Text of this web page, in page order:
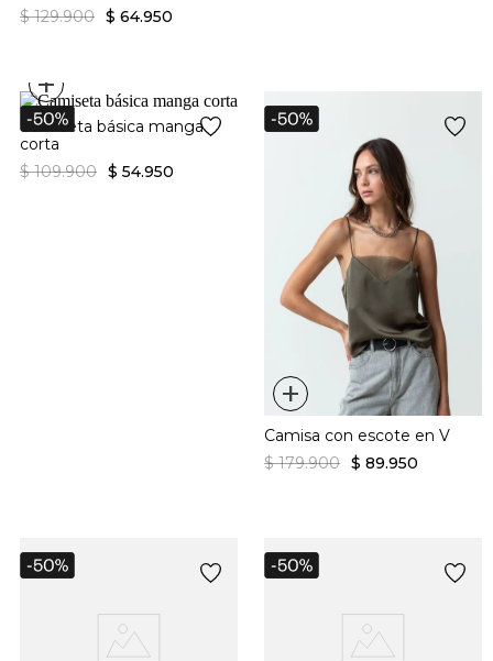
$ 129.900 $ 64.950
+
Camiseta básica manga
corta
$ 109.900 $ 54.950
+
Camisa con escote en V
$ 179.900 $ 89.950